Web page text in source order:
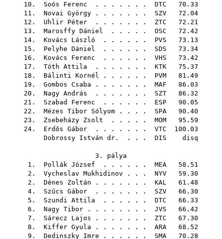
10. Soós Ferenc . . . . . . . DTC 70.33
11. Novai György . . . . . . . SZV 72.04
12. Uhlir Péter . . . . . . . ZTC 72.21
13. Marosffy Dániel . . . . . OSC 72.42
14. Kovács László . . . . . . PVS 73.13
15. Pelyhe Dániel . . . . . . SDS 73.34
16. Kovács Ferenc . . . . . . VHS 73.42
17. Tóth Attila . . . . . . . KTK 75.37
18. Bálinti Kornél . . . . . . PVM 81.49
19. Gombos Csaba . . . . . . . MAF 86.03
20. Nagy András . . . . . . . SZT 86.32
21. Szabad Ferenc . . . . . . ESP 90.05
22. Mézes Tibor Sólyom . . . . SPA 90.40
23. Zsebeházy Zsolt . . . . . MOM 95.59
24. Erdős Gábor . . . . . . . VTC 100.03
Dobrossy István dr.
. . . DIS disq
3. pálya
1. Pollák József . . . . . . MEA 58.51
2. Vycheslav Mukhidinov . . . NYV 59.30
2. Dénes Zoltán . . . . . . . KAL 61.48
4. Szűcs Gábor . . . . . . . SZV 66.30
5. Szundi Attila . . . . . . DTC 66.33
6. Nagy Tibor . . . . . . . . JVS 66.42
7. Sárecz Lajos . . . . . . . ZTC 67.30
8. Kiffer Gyula . . . . . . . ARA 68.52
9. Dedinszky Imre . . . . . . SMA 70.28